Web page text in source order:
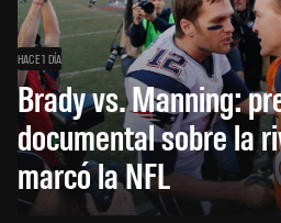
HACE 1 DÍA
Brady vs. Manning:
documental sobre la
marcó la NFL